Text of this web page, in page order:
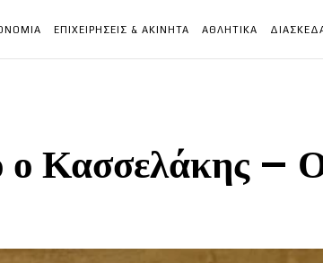
ΕΠΙΧΕΙΡΗΣΕΙΣ & ΑΚΙΝΗΤΑ ΑΘΛΗΤΙΚΑ
ο Κασσελάκης –